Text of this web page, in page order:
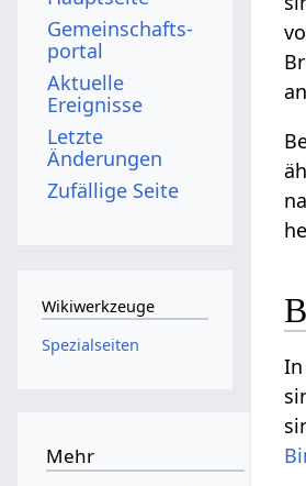
Gemeinschafts­
portal
Aktuelle
Ereignisse
Letzte
Änderungen
Zufällige Seite
Wikiwerkzeuge
Spezialseiten
Mehr